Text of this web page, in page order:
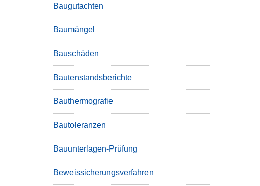
Baugutachten
Baumängel
Bauschäden
Bautenstandsberichte
Bauthermografie
Bautoleranzen
Bauunterlagen-Prüfung
Beweissicherungsverfahren